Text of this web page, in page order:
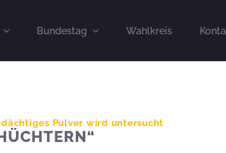
Bundestag Wahlkreis
Pulver wird untersucht